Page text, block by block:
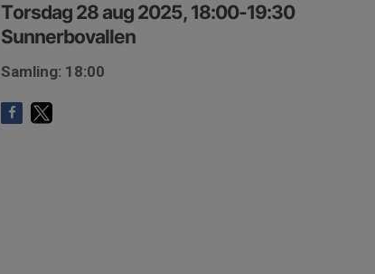
Torsdag 28 aug 2025, 18:00-19:30
Sunnerbovallen
Samling: 18:00